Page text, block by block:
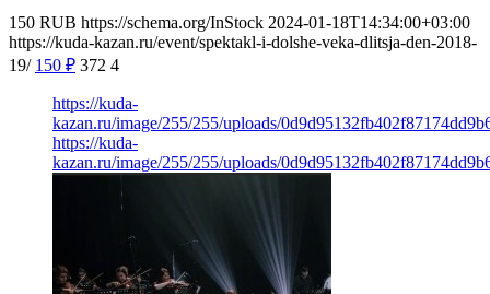
150 RUB https://schema.org/InStock 2024-01-18T14:34:00+03:00
https://kuda-kazan.ru/event/spektakl-i-dolshe-veka-dlitsja-den-2018-
19/ 150 ₽ 372 4
https://kuda-
kazan.ru/image/255/255/uploads/
https://kuda-
kazan.ru/image/255/255/uploads/